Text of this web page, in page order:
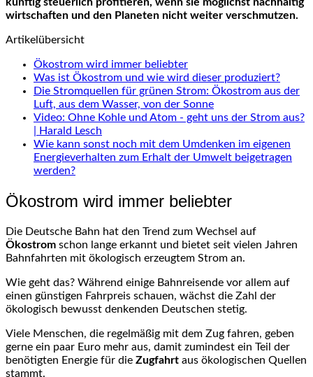
künftig steuerlich profitieren, wenn sie möglichst nachhaltig
wirtschaften und den Planeten nicht weiter verschmutzen.
Artikelübersicht
Ökostrom wird immer beliebter
Was ist Ökostrom und wie wird dieser produziert?
Die Stromquellen für grünen Strom: Ökostrom aus der
Luft, aus dem Wasser, von der Sonne
Video: Ohne Kohle und Atom - geht uns der Strom aus?
| Harald Lesch
Wie kann sonst noch mit dem Umdenken im eigenen
Energieverhalten zum Erhalt der Umwelt beigetragen
werden?
Ökostrom wird immer beliebter
Die Deutsche Bahn hat den Trend zum Wechsel auf
Ökostrom schon lange erkannt und bietet seit vielen Jahren
Bahnfahrten mit ökologisch erzeugtem Strom an.
Wie geht das? Während einige Bahnreisende vor allem auf
einen günstigen Fahrpreis schauen, wächst die Zahl der
ökologisch bewusst denkenden Deutschen stetig.
Viele Menschen, die regelmäßig mit dem Zug fahren, geben
gerne ein paar Euro mehr aus, damit zumindest ein Teil der
benötigten Energie für die Zugfahrt aus ökologischen Quellen
stammt.